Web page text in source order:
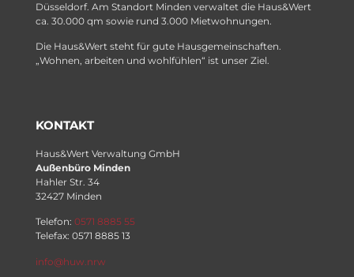
Düsseldorf. Am Standort Minden verwaltet die Haus&Wert
ca. 30.000 qm sowie rund 3.000 Mietwohnungen.
Die Haus&Wert steht für gute Hausgemeinschaften.
„Wohnen, arbeiten und wohlfühlen“ ist unser Ziel.
KONTAKT
Haus&Wert Verwaltung GmbH
Außenbüro Minden
Hahler Str. 34
32427 Minden
Telefon: 0571 8885 55
Telefax: 0571 8885 13
info@huw.nrw